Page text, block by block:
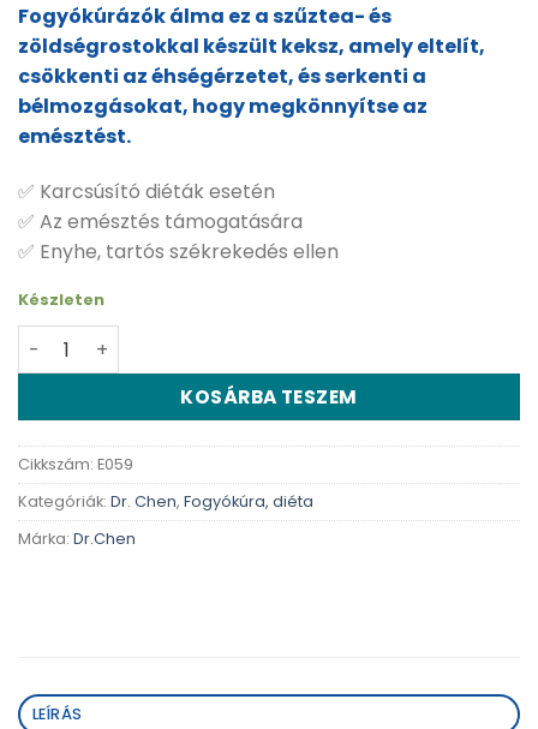
Fogyókúrázók álma ez a szűztea- és
zöldségrostokkal készült keksz, amely eltelít,
csökkenti az éhségérzetet, és serkenti a
bélmozgásokat, hogy megkönnyítse az
emésztést.
✅ Karcsúsító diéták esetén
✅ Az emésztés támogatására
✅ Enyhe, tartós székrekedés ellen
Készleten
Dr. Chen Szűztea keksz - 120 g mennyiség
KOSÁRBA TESZEM
Cikkszám: E059
Kategóriák: Dr. Chen, Fogyókúra, diéta
Márka: Dr.Chen
LEÍRÁS